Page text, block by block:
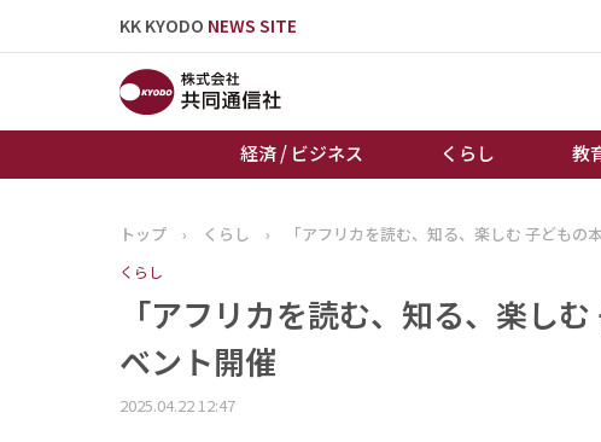
KK KYODO NEWS SITE
経済 / ビジネス くらし 教
トップページ
経済
教育
トップ › くらし › 「アフリカを読む、知る、楽しむ 子ど
くらし
「アフリカを読む、知る、楽
ベント開催
2025.04.22 12:47